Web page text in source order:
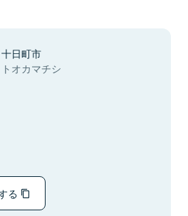
十日町市
トオカマチシ
る